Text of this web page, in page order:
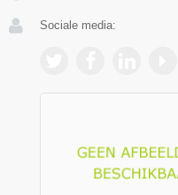
Sociale media: